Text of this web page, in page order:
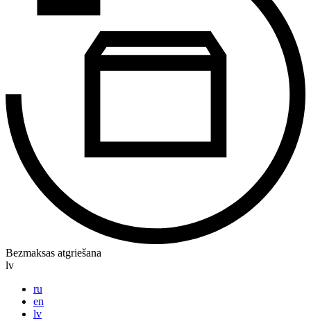
Bezmaksas atgriešana
lv
ru
en
lv